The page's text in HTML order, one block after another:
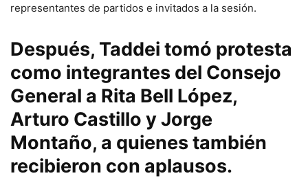
representantes de partidos e invitados a la sesión.
Después, Taddei tomó protesta
como integrantes del Consejo
General a Rita Bell López,
Arturo Castillo y Jorge
Montaño, a quienes también
recibieron con aplausos.